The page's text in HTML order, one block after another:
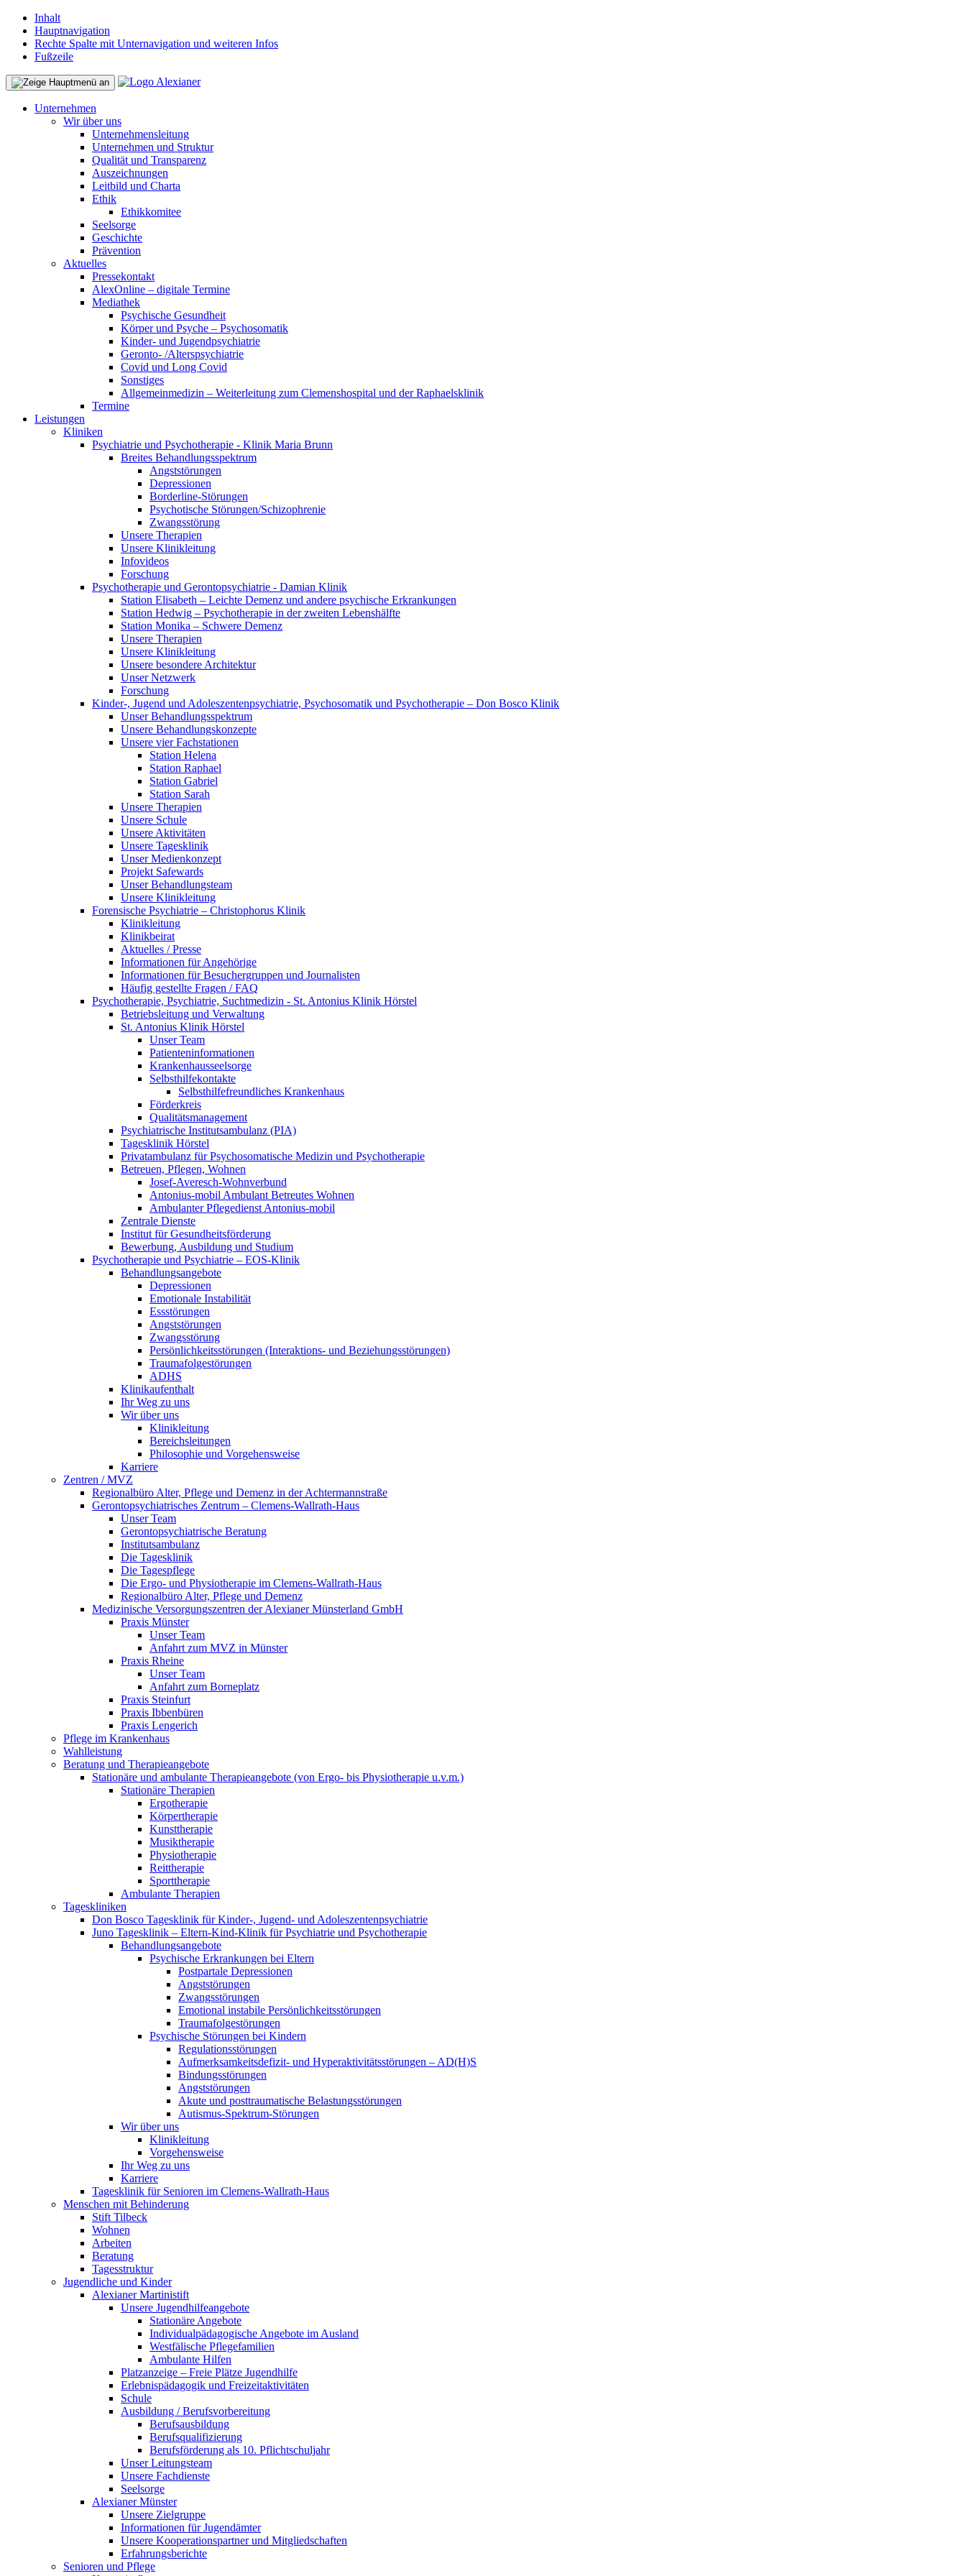
Inhalt
Hauptnavigation
Rechte Spalte mit Unternavigation und weiteren Infos
Fußzeile
Unternehmen
Wir über uns
Unternehmensleitung
Unternehmen und Struktur
Qualität und Transparenz
Auszeichnungen
Leitbild und Charta
Ethik
Ethikkomitee
Seelsorge
Geschichte
Prävention
Aktuelles
Pressekontakt
AlexOnline – digitale Termine
Mediathek
Psychische Gesundheit
Körper und Psyche – Psychosomatik
Kinder- und Jugendpsychiatrie
Geronto- /Alterspsychiatrie
Covid und Long Covid
Sonstiges
Allgemeinmedizin – Weiterleitung zum Clemenshospital und der Raphaelsklinik
Termine
Leistungen
Kliniken
Psychiatrie und Psychotherapie - Klinik Maria Brunn
Breites Behandlungsspektrum
Angststörungen
Depressionen
Borderline-Störungen
Psychotische Störungen/Schizophrenie
Zwangsstörung
Unsere Therapien
Unsere Klinikleitung
Infovideos
Forschung
Psychotherapie und Gerontopsychiatrie - Damian Klinik
Station Elisabeth – Leichte Demenz und andere psychische Erkrankungen
Station Hedwig – Psychotherapie in der zweiten Lebenshälfte
Station Monika – Schwere Demenz
Unsere Therapien
Unsere Klinikleitung
Unsere besondere Architektur
Unser Netzwerk
Forschung
Kinder-, Jugend und Adoleszentenpsychiatrie, Psychosomatik und Psychotherapie – Don Bosco Klinik
Unser Behandlungsspektrum
Unsere Behandlungskonzepte
Unsere vier Fachstationen
Station Helena
Station Raphael
Station Gabriel
Station Sarah
Unsere Therapien
Unsere Schule
Unsere Aktivitäten
Unsere Tagesklinik
Unser Medienkonzept
Projekt Safewards
Unser Behandlungsteam
Unsere Klinikleitung
Forensische Psychiatrie – Christophorus Klinik
Klinikleitung
Klinikbeirat
Aktuelles / Presse
Informationen für Angehörige
Informationen für Besuchergruppen und Journalisten
Häufig gestellte Fragen / FAQ
Psychotherapie, Psychiatrie, Suchtmedizin - St. Antonius Klinik Hörstel
Betriebsleitung und Verwaltung
St. Antonius Klinik Hörstel
Unser Team
Patienteninformationen
Krankenhausseelsorge
Selbsthilfekontakte
Selbsthilfefreundliches Krankenhaus
Förderkreis
Qualitätsmanagement
Psychiatrische Institutsambulanz (PIA)
Tagesklinik Hörstel
Privatambulanz für Psychosomatische Medizin und Psychotherapie
Betreuen, Pflegen, Wohnen
Josef-Averesch-Wohnverbund
Antonius-mobil Ambulant Betreutes Wohnen
Ambulanter Pflegedienst Antonius-mobil
Zentrale Dienste
Institut für Gesundheitsförderung
Bewerbung, Ausbildung und Studium
Psychotherapie und Psychiatrie – EOS-Klinik
Behandlungsangebote
Depressionen
Emotionale Instabilität
Essstörungen
Angststörungen
Zwangsstörung
Persönlichkeitsstörungen (Interaktions- und Beziehungsstörungen)
Traumafolgestörungen
ADHS
Klinikaufenthalt
Ihr Weg zu uns
Wir über uns
Klinikleitung
Bereichsleitungen
Philosophie und Vorgehensweise
Karriere
Zentren / MVZ
Regionalbüro Alter, Pflege und Demenz in der Achtermannstraße
Gerontopsychiatrisches Zentrum – Clemens-Wallrath-Haus
Unser Team
Gerontopsychiatrische Beratung
Institutsambulanz
Die Tagesklinik
Die Tagespflege
Die Ergo- und Physiotherapie im Clemens-Wallrath-Haus
Regionalbüro Alter, Pflege und Demenz
Medizinische Versorgungszentren der Alexianer Münsterland GmbH
Praxis Münster
Unser Team
Anfahrt zum MVZ in Münster
Praxis Rheine
Unser Team
Anfahrt zum Borneplatz
Praxis Steinfurt
Praxis Ibbenbüren
Praxis Lengerich
Pflege im Krankenhaus
Wahlleistung
Beratung und Therapieangebote
Stationäre und ambulante Therapieangebote (von Ergo- bis Physiotherapie u.v.m.)
Stationäre Therapien
Ergotherapie
Körpertherapie
Kunsttherapie
Musiktherapie
Physiotherapie
Reittherapie
Sporttherapie
Ambulante Therapien
Tageskliniken
Don Bosco Tagesklinik für Kinder-, Jugend- und Adoleszentenpsychiatrie
Juno Tagesklinik – Eltern-Kind-Klinik für Psychiatrie und Psychotherapie
Behandlungsangebote
Psychische Erkrankungen bei Eltern
Postpartale Depressionen
Angststörungen
Zwangsstörungen
Emotional instabile Persönlichkeitsstörungen
Traumafolgestörungen
Psychische Störungen bei Kindern
Regulationsstörungen
Aufmerksamkeitsdefizit- und Hyperaktivitätsstörungen – AD(H)S
Bindungsstörungen
Angststörungen
Akute und posttraumatische Belastungsstörungen
Autismus-Spektrum-Störungen
Wir über uns
Klinikleitung
Vorgehensweise
Ihr Weg zu uns
Karriere
Tagesklinik für Senioren im Clemens-Wallrath-Haus
Menschen mit Behinderung
Stift Tilbeck
Wohnen
Arbeiten
Beratung
Tagesstruktur
Jugendliche und Kinder
Alexianer Martinistift
Unsere Jugendhilfeangebote
Stationäre Angebote
Individualpädagogische Angebote im Ausland
Westfälische Pflegefamilien
Ambulante Hilfen
Platzanzeige – Freie Plätze Jugendhilfe
Erlebnispädagogik und Freizeitaktivitäten
Schule
Ausbildung / Berufsvorbereitung
Berufsausbildung
Berufsqualifizierung
Berufsförderung als 10. Pflichtschuljahr
Unser Leitungsteam
Unsere Fachdienste
Seelsorge
Alexianer Münster
Unsere Zielgruppe
Informationen für Jugendämter
Unsere Kooperationspartner und Mitgliedschaften
Erfahrungsberichte
Senioren und Pflege